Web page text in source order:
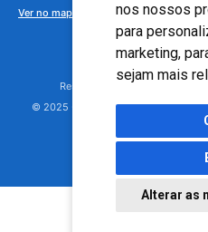
nos nossos
para
marketing,
sejam mais
Alterar as
Ver no mapa
Responsável Técnico: Dr. Luiz
© 2025 - Hospital Moinhos de Vento